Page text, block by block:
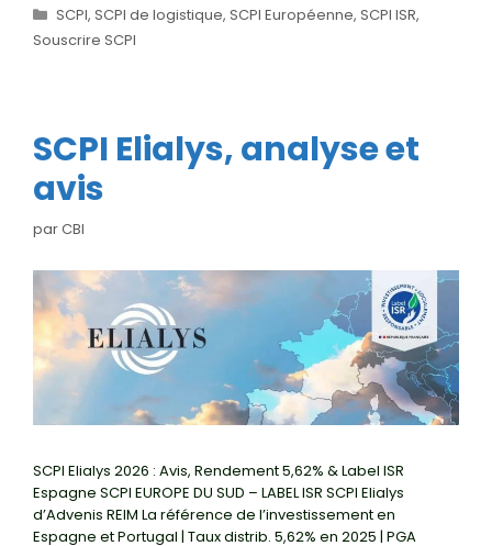
Catégories
SCPI, SCPI de logistique, SCPI Européenne, SCPI ISR,
Souscrire SCPI
SCPI Elialys, analyse et
avis
parCBI
SCPI Elialys 2026 : Avis, Rendement 5,62% & Label ISR
Espagne SCPI EUROPE DU SUD – LABEL ISR SCPI Elialys
d’Advenis REIM La référence de l’investissement en
Espagne et Portugal | Taux distrib. 5,62% en 2025 | PGA